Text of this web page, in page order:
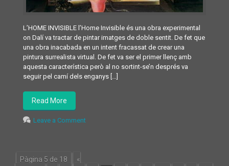
L’HOME INVISIBLE l’Home Invisible és una obra experimental
on Dalí va tractar de pintar imatges de doble sentit. De fet que
una obra inacabada en un intent fracassat de crear una
pintura surrealista virtual. De fet va ser el primer llenç amb
aquesta característica però al no sortint-se’n després va
seguir pel camí dels enganys […]
Read More
Leave a Comment
Pàgina 5 de 18
«